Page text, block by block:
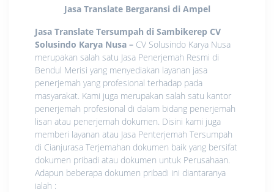
Jasa Translate Bergaransi di Ampel
Jasa Translate Tersumpah di Sambikerep CV
Solusindo Karya Nusa – CV Solusindo Karya Nusa
merupakan salah satu Jasa Penerjemah Resmi di
Bendul Merisi yang menyediakan layanan jasa
penerjemah yang profesional terhadap pada
masyarakat. Kami juga merupakan salah satu kantor
penerjemah profesional di dalam bidang penerjemah
lisan atau penerjemah dokumen. Disini kami juga
memberi layanan atau Jasa Penterjemah Tersumpah
di Cianjurasa Terjemahan dokumen baik yang bersifat
dokumen pribadi atau dokumen untuk Perusahaan.
Adapun beberapa dokumen pribadi ini diantaranya
ialah :